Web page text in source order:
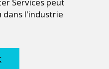
dans l'industrie